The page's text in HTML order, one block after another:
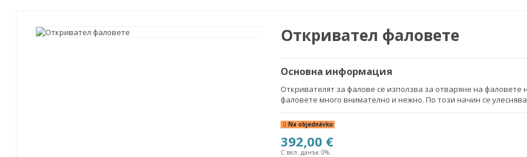
Откривател фаловете
Основна информация
Откривателят за фалове се използва за отваряне на
фаловете много внимателно и нежно. По този начин се
Na objednávku
392,00 €
С вкл. данък 0%